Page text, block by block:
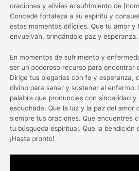
oraciones y alivies el sufrimiento de
Concede fortaleza a su espíritu y
estos momentos difíciles. Que tu amor y
envuelvan, brindándole paz y esperanza.
En momentos de sufrimiento y
ser un poderoso recurso para encontrar
Dirige tus plegarias con fe y esperanza,
divino para sanar y sostener al enfermo.
palabra que pronuncies con sinceridad y
escuchada. Que la luz y la paz del amor
siempre tus oraciones. Que encuentres
tu búsqueda espiritual. Que la bendición
¡Hasta pronto!